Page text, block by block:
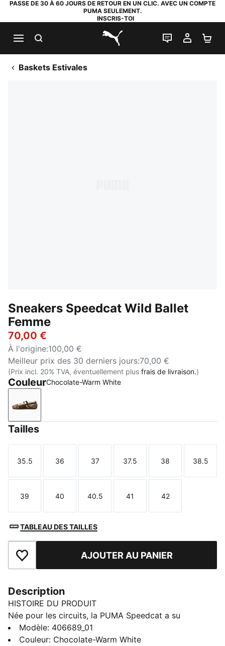
PASSE DE 30 À 60 JOURS DE RETOUR EN UN CLIC. AVEC UN COMPTE
PUMA SEULEMENT.
INSCRIS-TOI
PUMA.com
LIVE CHAT
MON
Baskets Estivales
Sneakers Speedcat Wild Ballet
Femme
70,00 €
À l'origine:100,00 €
Meilleur prix des 30 derniers jours:70,00 €
(Prix incl. 20% TVA, éventuellement plus frais de livraison.)
CouleurChocolate-Warm White
Chocolate-Warm White
Tailles
Taille
35.5
Taille
36
Taille
37
Taille
37.5
Taille
38
Taille
38.5
Taille
39
Taille
40
Taille
40.5
Taille
41
Taille
42
TABLEAU DES TAILLES
Ajouter aux favorisAJOUTER AU PANIER
Description
HISTOIRE DU PRODUIT
Née pour les circuits, la PUMA Speedcat a su
s’imposer comme une icône du streetwear depuis
plusieurs décennies. Cette chaussure a été créée pour
Modèle: 406689_01
Couleur: Chocolate-Warm White